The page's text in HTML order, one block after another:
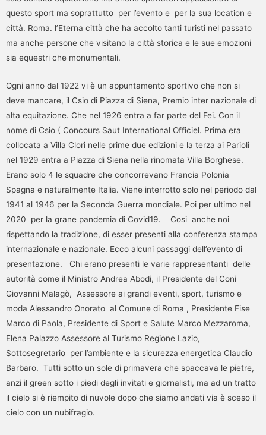
questo sport ma soprattutto per l’evento e per la sua location e
città. Roma. l’Eterna città che ha accolto tanti turisti nel passato
ma anche persone che visitano la città storica e le sue emozioni
sia equestri che monumentali.
Ogni anno dal 1922 vi è un appuntamento sportivo che non si
deve mancare, il Csio di Piazza di Siena, Premio inter nazionale di
alta equitazione. Che nel 1926 entra a far parte del Fei. Con il
nome di Csio ( Concours Saut International Officiel. Prima era
collocata a Villa Clori nelle prime due edizioni e la terza ai Parioli
nel 1929 entra a Piazza di Siena nella rinomata Villa Borghese.
Erano solo 4 le squadre che concorrevano Francia Polonia
Spagna e naturalmente Italia. Viene interrotto solo nel periodo dal
1941 al 1946 per la Seconda Guerra mondiale. Poi per ultimo nel
2020 per la grane pandemia di Covid19. Cosi anche noi
rispettando la tradizione, di esser presenti alla conferenza stampa
internazionale e nazionale. Ecco alcuni passaggi dell’evento di
presentazione. Chi erano presenti le varie rappresentanti delle
autorità come il Ministro Andrea Abodi, il Presidente del Coni
Giovanni Malagò, Assessore ai grandi eventi, sport, turismo e
moda Alessandro Onorato al Comune di Roma , Presidente Fise
Marco di Paola, Presidente di Sport e Salute Marco Mezzaroma,
Elena Palazzo Assessore al Turismo Regione Lazio,
Sottosegretario per l’ambiente e la sicurezza energetica Claudio
Barbaro. Tutti sotto un sole di primavera che spaccava le pietre,
anzi il green sotto i piedi degli invitati e giornalisti, ma ad un tratto
il cielo si è riempito di nuvole dopo che siamo andati via è sceso il
cielo con un nubifragio.